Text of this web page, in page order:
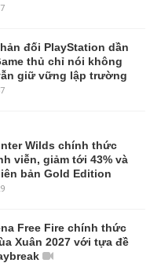
đối PlayStation dần
thủ chỉ nói không
giữ vững lập trường
Wilds chính thức
viễn, giảm tới 43% và
bản Gold Edition
Free Fire chính thức
Xuân 2027 với tựa đề